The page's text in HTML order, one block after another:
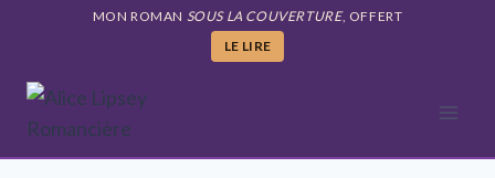
contenu
MON ROMAN SOUS LA COUVERTURE, OFFERT
LE LIRE